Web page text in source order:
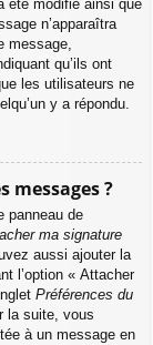
été modifié ainsi que
n’apparaîtra
message,
qu’ils ont
les utilisateurs ne
y a répondu.
messages ?
panneau de
ma signature
aussi ajouter la
l’option « Attacher
Préférences du
la suite, vous
à un message en